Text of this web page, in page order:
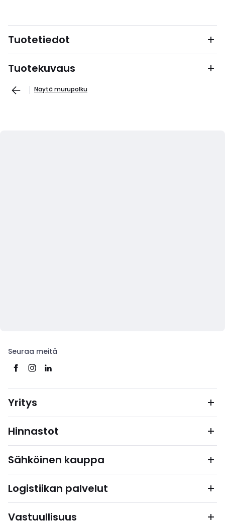
Tuotetiedot
Tuotekuvaus
Näytä murupolku
Seuraa meitä
Yritys
Hinnastot
Sähköinen kauppa
Logistiikan palvelut
Vastuullisuus